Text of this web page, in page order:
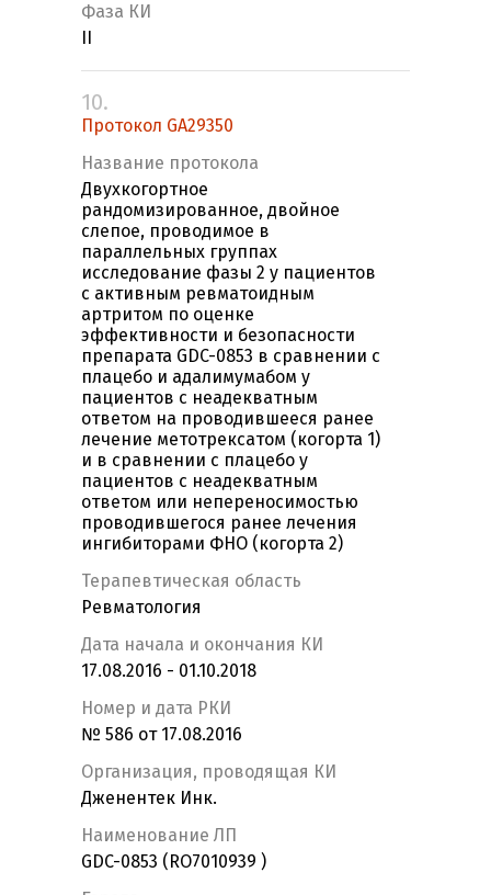
Фаза КИ
10.
Протокол GA29350
Название протокола
Двухкогортное
рандомизированное, двойное
слепое, проводимое в
параллельных группах
исследование фазы 2 у пациентов
с активным ревматоидным
артритом по оценке
эффективности и безопасности
препарата GDC-0853 в сравнении с
плацебо и адалимумабом у
пациентов с неадекватным
ответом на проводившееся ранее
лечение метотрексатом (когорта 1)
и в сравнении с плацебо у
пациентов с неадекватным
ответом или непереносимостью
проводившегося ранее лечения
ингибиторами ФНО (когорта 2)
Терапевтическая область
Ревматология
Дата начала и окончания КИ
17.08.2016 - 01.10.2018
Номер и дата РКИ
№ 586 от 17.08.2016
Организация, проводящая КИ
Дженентек Инк.
Наименование ЛП
GDC-0853 (RO7010939 )